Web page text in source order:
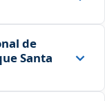
de
Santa